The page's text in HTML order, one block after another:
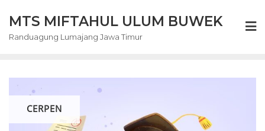
content
MTS MIFTAHUL ULUM BUWEK
Randuagung Lumajang Jawa Timur
CERPEN